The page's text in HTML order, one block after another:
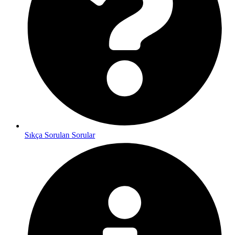
Sıkça Sorulan Sorular